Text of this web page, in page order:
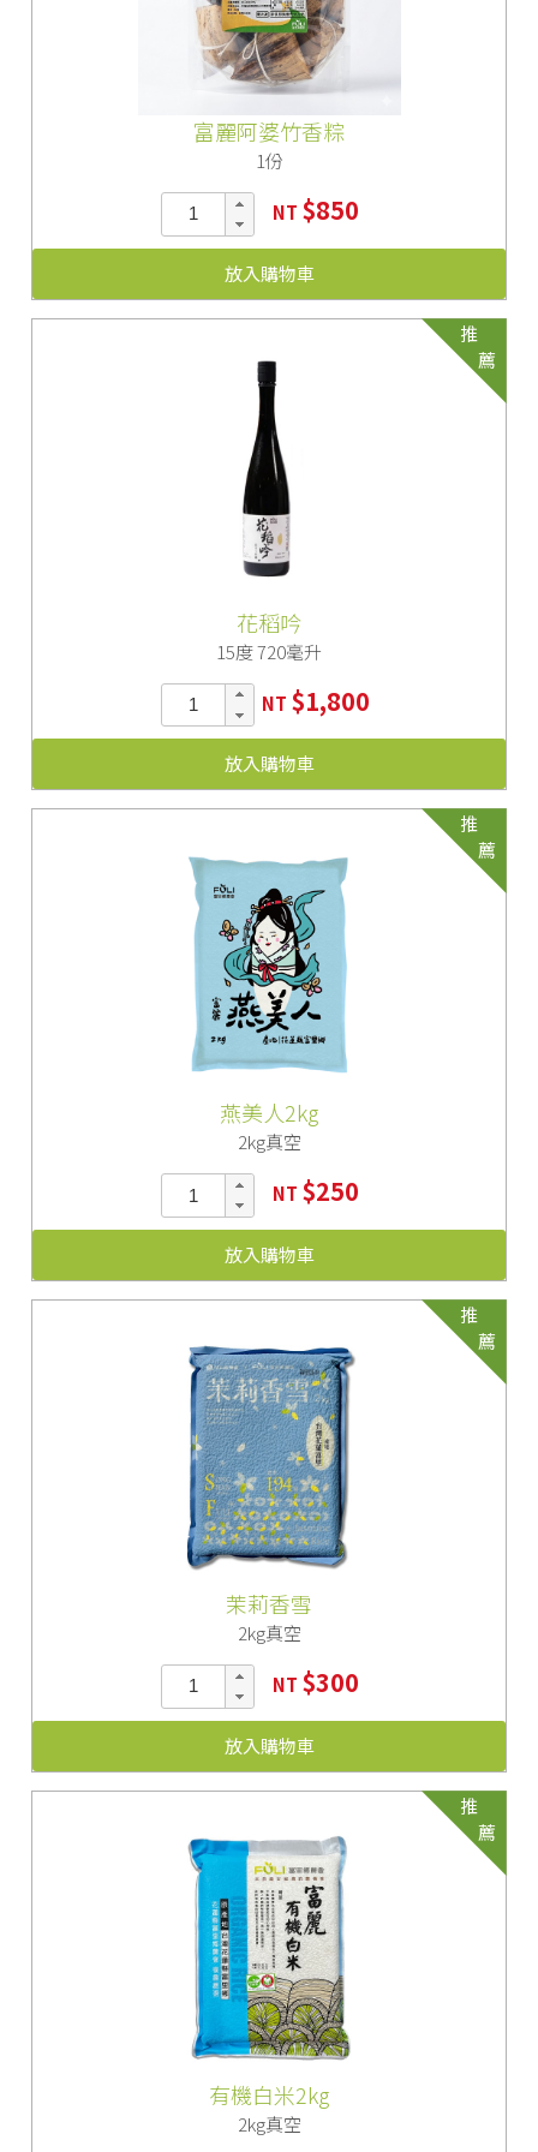
富麗阿婆竹香粽
1份
NT $850
放入購物車
推
薦
花稻吟
15度 720毫升
NT $1,800
放入購物車
推
薦
燕美人2kg
2kg真空
NT $250
放入購物車
推
薦
茉莉香雪
2kg真空
NT $300
放入購物車
推
薦
有機白米2kg
2kg真空